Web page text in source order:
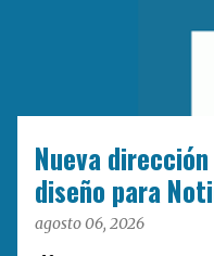
Nueva
diseño para
agosto 06, 2026